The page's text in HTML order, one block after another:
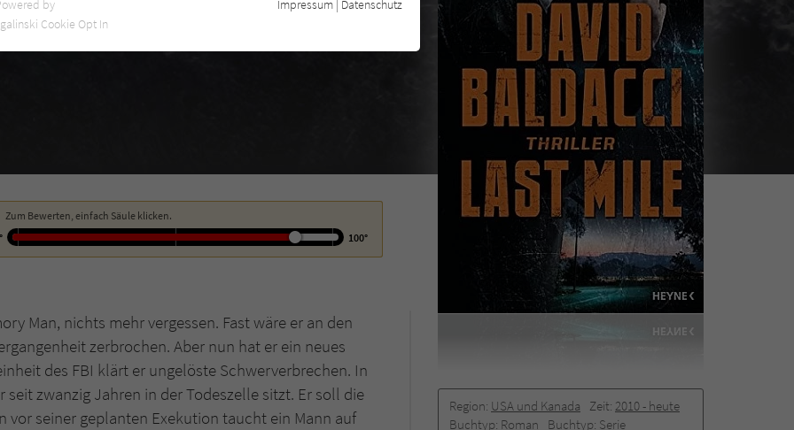
Region: USA und Kanada Zeit: 2010 -­ heute
Buchtyp: Roman Buchtyp: Serie
Zum Bewerten, einfach Säule klicken.
100°
Man, nichts mehr vergessen. Fast wäre er an den
zerbrochen. Aber nun hat er ein neues
des FBI klärt er ungelöste Schwerverbrechen. In
seit zwanzig Jahren in der Todeszelle sitzt. Er soll die
vor seiner geplanten Exekution taucht ein Mann auf
benötigt. Dadurch ist gewährleistet, dass die Webseite einwandfrei
funktioniert.
Zweck
Verwendung von Cookies auf dieser Website zu
speichern.
Anbieter Literatur-Couch Medien GmbH & Co. KG
Laufzeit 1 Jahr
Zweck Cookie für die Bewertung einzelner Buchtitel
hl=de).
by
Cookie Opt In
Impressum | Datenschutz